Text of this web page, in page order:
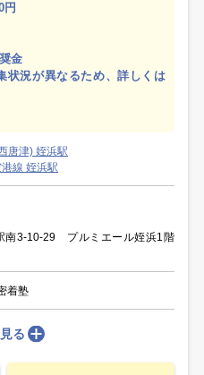
円
金
状況が異なるため、詳しくは
唐津) 姪浜駅
線 姪浜駅
南3-10-29 プルミエール姪浜1階
着塾
る